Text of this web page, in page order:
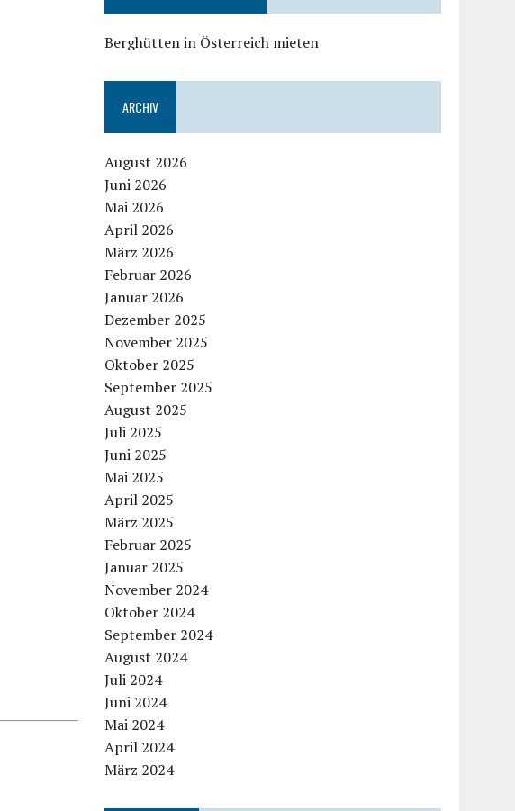
Berghütten in Österreich mieten
ARCHIV
August 2026
Juni 2026
Mai 2026
April 2026
März 2026
Februar 2026
Januar 2026
Dezember 2025
November 2025
Oktober 2025
September 2025
August 2025
Juli 2025
Juni 2025
Mai 2025
April 2025
März 2025
Februar 2025
Januar 2025
November 2024
Oktober 2024
September 2024
August 2024
Juli 2024
Juni 2024
Mai 2024
April 2024
März 2024